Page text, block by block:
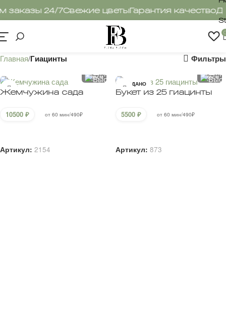
24/7Свежие цветыГарантия качество
Главная Гиацинты Фильтры
30 CM
Жемчужина сада
10500 ₽ от 60 мин/490₽
Артикул: 2154
ПРОДАНО
50 CM
Букет из 25 гиацинты
5500 ₽ от 60 мин/490₽
Артикул: 873